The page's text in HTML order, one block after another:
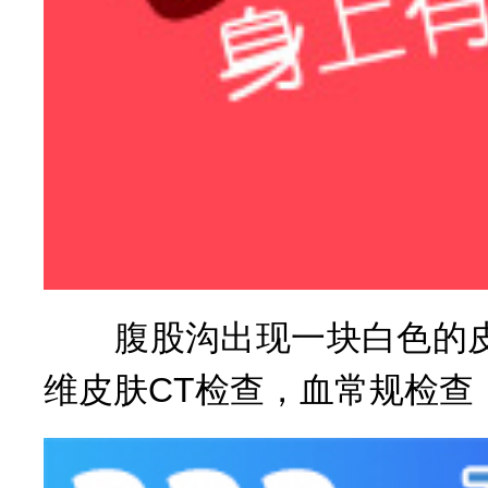
腹股沟出现一块白色的皮
维皮肤CT检查，血常规检